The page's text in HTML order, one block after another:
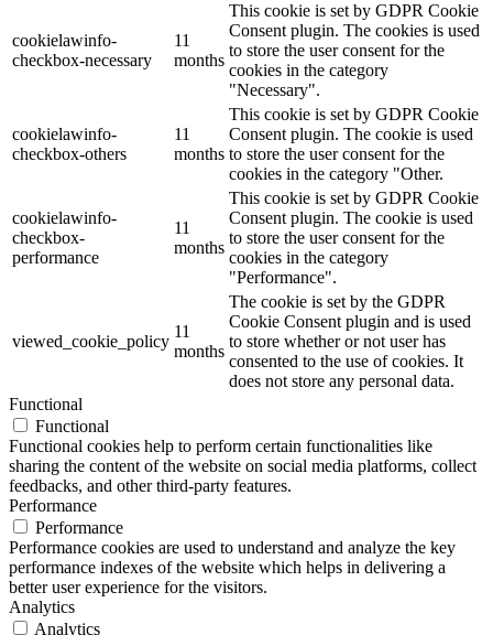
cookielawinfo-
checkbox-necessary
11
months
This cookie is set by GDPR Cookie
Consent plugin. The cookies is used
to store the user consent for the
cookies in the category
"Necessary".
cookielawinfo-
checkbox-others
11
months
This cookie is set by GDPR Cookie
Consent plugin. The cookie is used
to store the user consent for the
cookies in the category "Other.
cookielawinfo-
checkbox-
performance
11
months
This cookie is set by GDPR Cookie
Consent plugin. The cookie is used
to store the user consent for the
cookies in the category
"Performance".
viewed_cookie_policy
11
months
The cookie is set by the GDPR
Cookie Consent plugin and is used
to store whether or not user has
consented to the use of cookies. It
does not store any personal data.
Functional
Functional
Functional cookies help to perform certain functionalities like
sharing the content of the website on social media platforms, collect
feedbacks, and other third-party features.
Performance
Performance
Performance cookies are used to understand and analyze the key
performance indexes of the website which helps in delivering a
better user experience for the visitors.
Analytics
Analytics